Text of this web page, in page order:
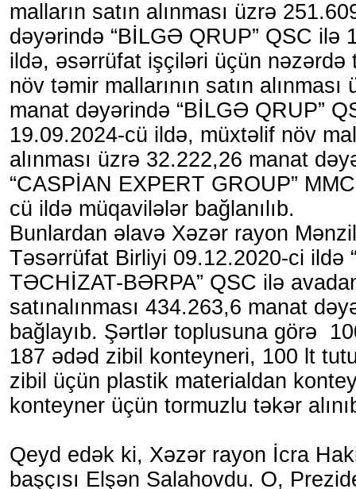
malların satın alınması üzrə
dəyərində “BİLGƏ QRUP” QSC ilə
ildə, əsərrüfat işçiləri üçün nəzərdə
növ təmir mallarının satın
manat dəyərində “BİLGƏ QRUP”
19.09.2024-cü ildə, müxtəlif növ
alınması üzrə 32.222,26 manat
“CASPİAN EXPERT GROUP”
cü ildə müqavilələr bağlanılıb.
Bunlardan əlavə Xəzər rayon
Təsərrüfat Birliyi 09.12.2020-ci ildə
TƏCHİZAT-BƏRPA” QSC ilə
satınalınması 434.263,6 manat
bağlayıb. Şərtlər toplusuna görə
187 ədəd zibil konteyneri, 100 lt
zibil üçün plastik materialdan
konteyner üçün tormuzlu təkər
Qeyd edək ki, Xəzər rayon İcra
başçısı Elşən Salahovdu. O,